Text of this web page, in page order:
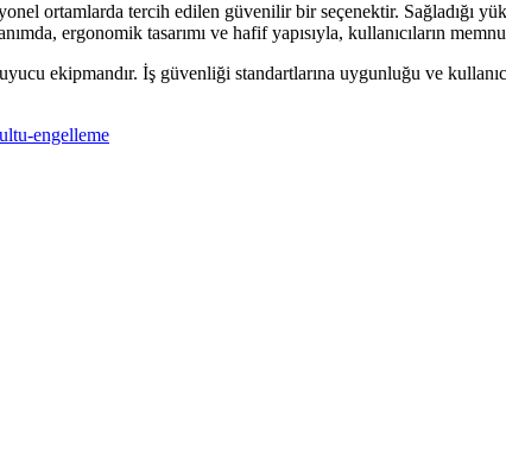
ortamlarda tercih edilen güvenilir bir seçenektir. Sağladığı
ergonomik tasarımı ve hafif yapısıyla, kullanıcıların
ekipmandır. İş güvenliği standartlarına uygunluğu ve
engelleme